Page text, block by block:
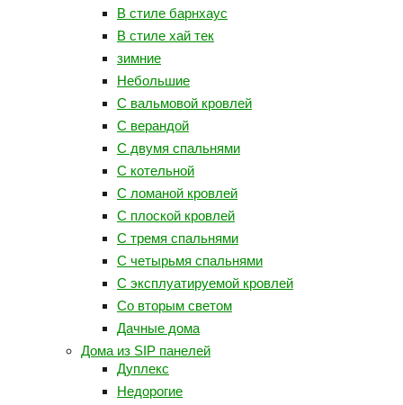
В стиле барнхаус
В стиле хай тек
зимние
Небольшие
С вальмовой кровлей
С верандой
С двумя спальнями
С котельной
С ломаной кровлей
С плоской кровлей
С тремя спальнями
С четырьмя спальнями
С эксплуатируемой кровлей
Со вторым светом
Дачные дома
Дома из SIP панелей
Дуплекс
Недорогие